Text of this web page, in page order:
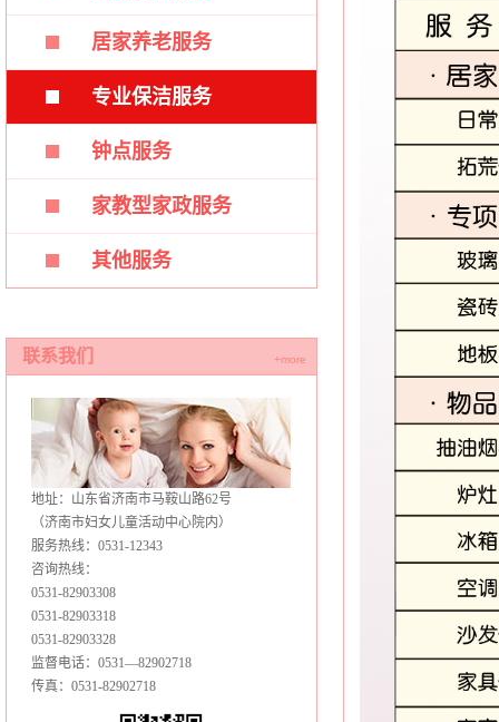
居家养老服务
专业保洁服务
钟点服务
家教型家政服务
其他服务
+more
联系我们
地址：山东省济南市马鞍山路62号
（济南市妇女儿童活动中心院内）
服务热线：0531-12343
咨询热线：
0531-82903308
0531-82903318
0531-82903328
监督电话：0531—82902718
传真：0531-82902718